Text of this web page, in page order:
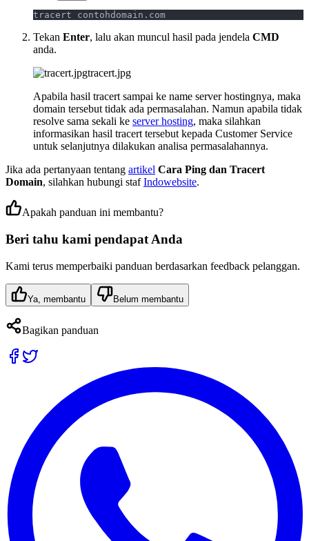
tracert contohdomain.com
Tekan Enter, lalu akan muncul hasil pada jendela CMD
anda.
tracert.jpg
Apabila hasil tracert sampai ke name server hostingnya, maka
domain tersebut tidak ada permasalahan. Namun apabila tidak
resolve sama sekali ke server hosting, maka silahkan
informasikan hasil tracert tersebut kepada Customer Service
untuk selanjutnya dilakukan analisa permasalahannya.
Jika ada pertanyaan tentang artikel Cara Ping dan Tracert
Domain, silahkan hubungi stafIndowebsite.
Apakah panduan ini membantu?
Beri tahu kami pendapat Anda
Kami terus memperbaiki panduan berdasarkan feedback pelanggan.
Ya, membantu Belum membantu
Bagikan panduan